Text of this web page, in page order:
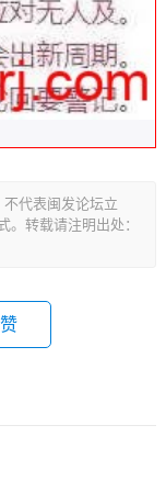
代表闽发论坛立
转载请注明出处：
赞